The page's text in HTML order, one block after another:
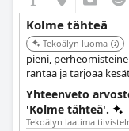
Kolme tähteä
Tekoälyn luoma
pieni,
rantaa ja tarjoaa
Yhteenveto
'Kolme tähteä'.
Tekoälyn laatima